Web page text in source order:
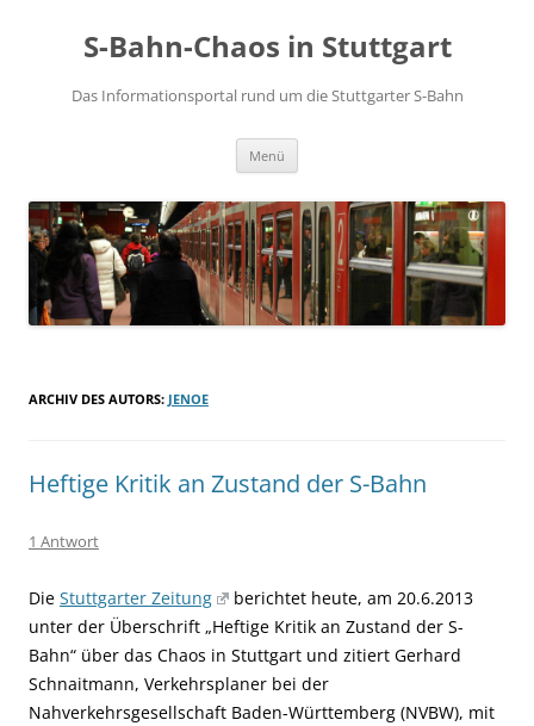
S-Bahn-Chaos in Stuttgart
Das Informationsportal rund um die Stuttgarter S-Bahn
Menü
ARCHIV DES AUTORS: JENOE
Heftige Kritik an Zustand der S-Bahn
1 Antwort
Die Stuttgarter Zeitung
berichtet heute, am 20.6.2013
unter der Überschrift „Heftige Kritik an Zustand der S-
Bahn“ über das Chaos in Stuttgart und zitiert Gerhard
Schnaitmann, Verkehrsplaner bei der
Nahverkehrsgesellschaft Baden-Württemberg (NVBW), mit